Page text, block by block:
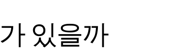
있을까